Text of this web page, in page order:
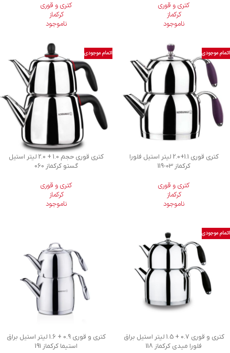
کتری و قوری
کرکماز
ناموجود
کتری و قوری
کرکماز
ناموجود
اتمام موجودی
کتری قوری 1.1+2.0 لیتر استیل فلورا
کرکماز119-03
کتری و قوری
کرکماز
ناموجود
اتمام موجودی
کتری قوری حجم 1.0 + 2.0 لیتر استیل
گستو کرکماز 060
کتری و قوری
کرکماز
ناموجود
اتمام موجودی
کتری و قوری 0.7 + 1.5 لیتر استیل براق
فلورا میدی کرکماز 118
کتری و قوری 0.9 + 1.6 لیتر استیل براق
استیما کرکماز 191